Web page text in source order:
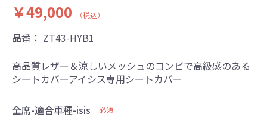
￥49,000 （税込）
品番： ZT43-HYB1
高品質レザー＆涼しいメッシュのコンビで高級感のある
シートカバーアイシス専用シートカバー
全席-適合車種-isis 必須